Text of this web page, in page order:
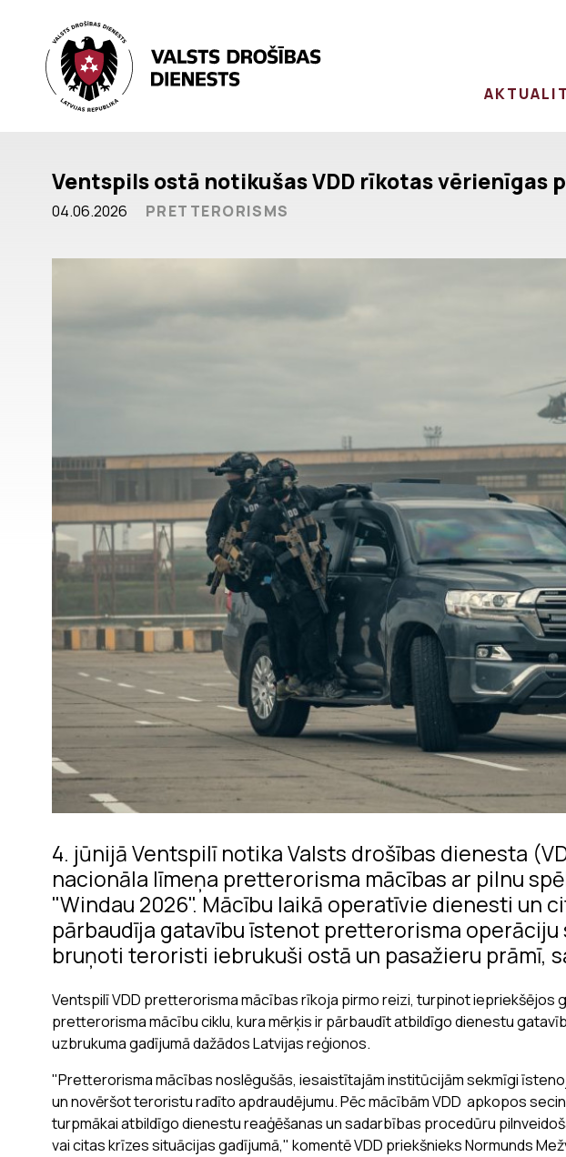
Ventspils ostā notikušas VDD rīkotas vērienīgas
04.06.2026 PRETTERORISMS
4. jūnijā Ventspilī notika Valsts drošības dienesta
nacionāla līmeņa pretterorisma mācības ar pilnu
"Windau 2026". Mācību laikā operatīvie dienesti un
pārbaudīja gatavību īstenot pretterorisma operāciju
bruņoti teroristi iebrukuši ostā un pasažieru prāmī,
Ventspilī VDD pretterorisma mācības rīkoja pirmo reizi, turpinot iepriekšējos
pretterorisma mācību ciklu, kura mērķis ir pārbaudīt atbildīgo dienestu
uzbrukuma gadījumā dažādos Latvijas reģionos.
"Pretterorisma mācības noslēgušās, iesaistītajām institūcijām sekmīgi
un novēršot teroristu radīto apdraudējumu. Pēc mācībām VDD apkopos
turpmākai atbildīgo dienestu reaģēšanas un sadarbības procedūru
vai citas krīzes situācijas gadījumā," komentē VDD priekšnieks Normunds